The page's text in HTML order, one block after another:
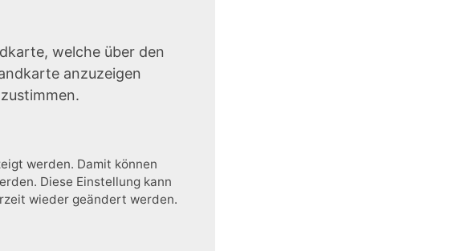
welche über den
anzuzeigen
werden. Damit können
Diese Einstellung kann
wieder geändert werden.